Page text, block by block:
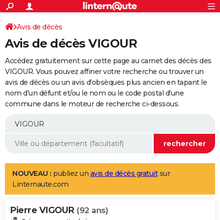
ACTUALITÉS
Politique
Société
Faits Divers
Education
Monde
Villes
+
SPORT
Coupe du monde 2026
Football
Tennis
Cyclisme
Rugby
Forum
Programme TV
TNT
Streaming
Cinéma
Sorties cinéma
Musique
+
FINANCE
Retraite
Epargne
Immobilier
Risques naturels par ville
Banque
Assurance
AUTO
Essais
Réserver un essai
Citadines
Berlines
SUV
Forum auto
+
Mobiles
Meilleur smartphone
Internet
Ordinateurs
Jeux vidéo
Guide high-tech
Aménagement intérieur
LIFESTYLE
Art de vivre
Bien-être
Loisirs
Mode
Modes de vie
Alimentation
Guide de la santé
Maladies
Médicaments
Sommeil
VOYAGE
Avis de décès
Avis de décès VIGOUR
Accédez gratuitement sur cette page au carnet des décès des
VIGOUR. Vous pouvez affiner votre recherche ou trouver un
avis de décès ou un avis d'obsèques plus ancien en tapant le
nom d'un défunt et/ou le nom ou le code postal d'une
commune dans le moteur de recherche ci-dessous.
NOUVEAU : publiez un avis de décès gratuitsur
Linternaute.com
Pierre VIGOUR (92 ans)